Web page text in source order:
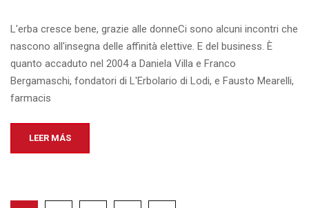
L'erba cresce bene, grazie alle donneCi sono alcuni incontri che
nascono all'insegna delle affinità elettive. E del business. È
quanto accaduto nel 2004 a Daniela Villa e Franco
Bergamaschi, fondatori di L'Erbolario di Lodi, e Fausto Mearelli,
farmacis
LEER MÁS